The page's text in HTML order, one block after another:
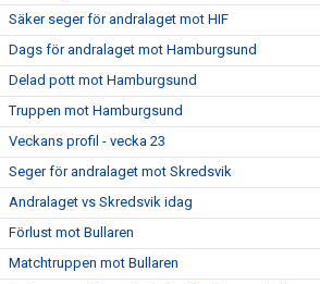
Säker seger för andralaget mot HIF
Dags för andralaget mot Hamburgsund
Delad pott mot Hamburgsund
Truppen mot Hamburgsund
Veckans profil - vecka 23
Seger för andralaget mot Skredsvik
Andralaget vs Skredsvik idag
Förlust mot Bullaren
Matchtruppen mot Bullaren